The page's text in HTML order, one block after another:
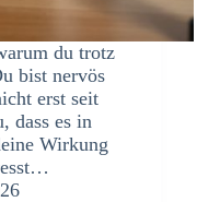
du trotz
bist nervös
erst seit
dass es in
Wirkung